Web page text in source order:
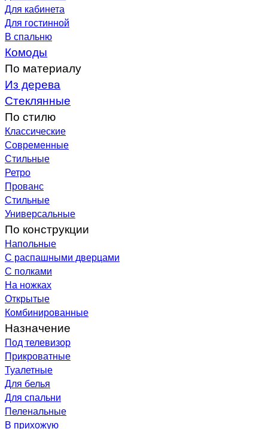
Для кабинета
Для гостинной
В спальню
Комоды
По материалу
Из дерева
Стеклянные
По стилю
Классические
Современные
Стильные
Ретро
Прованс
Стильные
Универсальные
По конструкции
Напольные
С распашными дверцами
С полками
На ножках
Открытые
Комбинированные
Назначение
Под телевизор
Прикроватные
Туалетные
Для белья
Для спальни
Пеленальные
В прихожую